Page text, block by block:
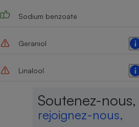
Sodium benzoate
Geraniol
Linalool
Soutenez-nous,
rejoignez-nous,